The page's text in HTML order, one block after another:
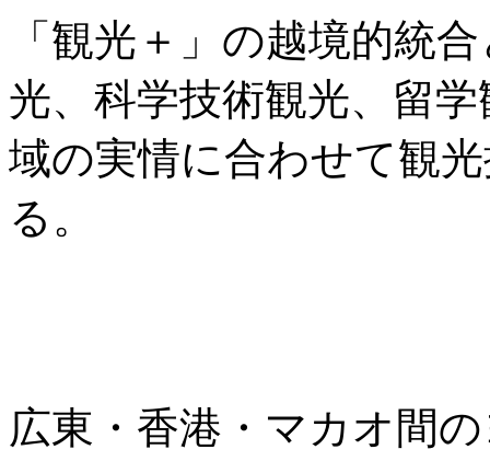
「観光＋」の越境的統
光、科学技術観光、留
域の実情に合わせて観
る。
広東・香港・マカオ間